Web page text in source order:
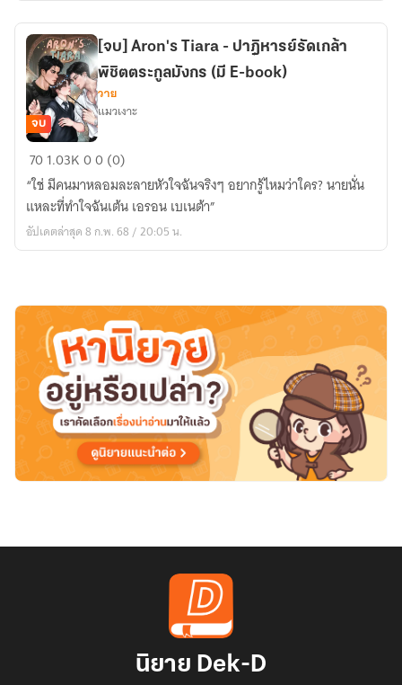
กว่า
วาจา
(มี
E-
book)
[จบ]
Aron's
Tiara
-
ปาฎิ
รัดเกล้า
พิชิต
ตระกูล
มังกร
(มี
book)
จบ
[จบ] Aron's Tiara - ปาฎิหารย์รัดเกล้า
พิชิตตระกูลมังกร (มี E-book)
วาย
แมวเงาะ
701.03K00 (0)
“ใช่ มีคนมาหลอมละลายหัวใจฉันจริงๆ อยากรู้ไหมว่าใคร? นายนั่น
แหละที่ทำใจฉันเต้น เอรอน เบเนต้า”
อัปเดตล่าสุด 8 ก.พ. 68 / 20:05 น.
นิยาย Dek-D